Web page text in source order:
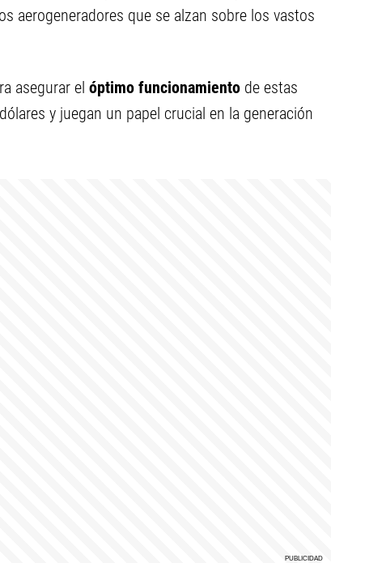
aerogeneradores que se alzan sobre los vastos
asegurar el óptimo funcionamiento de estas
y juegan un papel crucial en la generación